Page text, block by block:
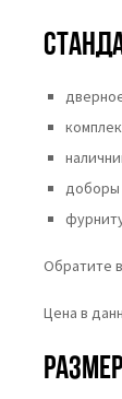
доборы
Обратите
Цена в